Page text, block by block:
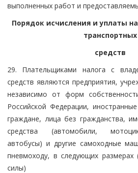
выполненных работ и
Порядок исчисления и уплаты
транспортных
средств
29. Плательщиками налога с
средств являются предприятия,
независимо от форм
Российской Федерации,
граждане, лица без гражданства,
средства (автомобили,
автобусы) и другие самоходные
пневмоходу, в следующих
силы)